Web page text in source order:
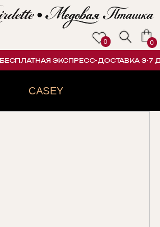
ЭКСПРЕСС-ДОСТАВКА 3-7
CASEY